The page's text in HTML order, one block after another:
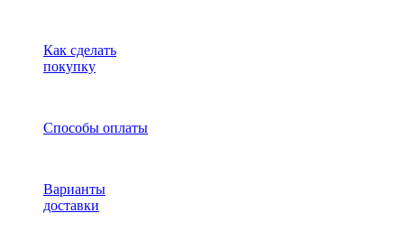
Как сделать
покупку
Способы оплаты
Варианты
доставки